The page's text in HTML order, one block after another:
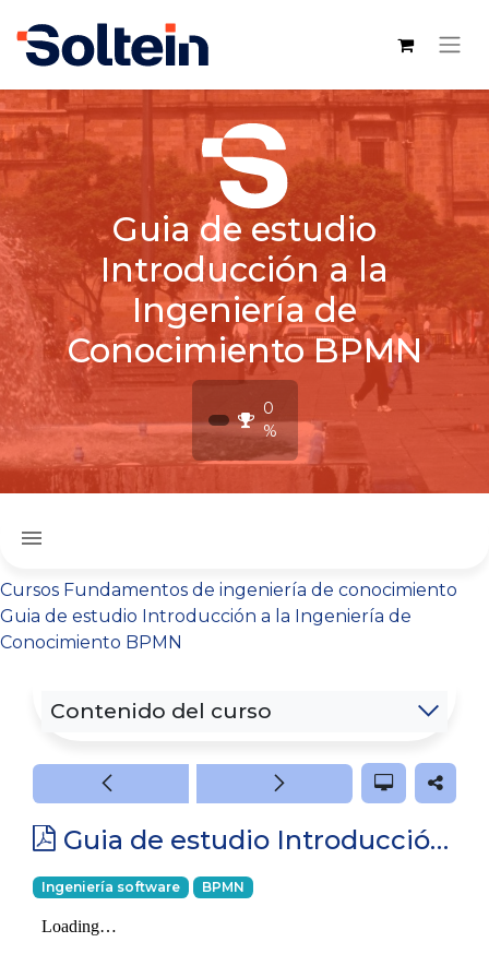
Guia de estudio
Introducción a la
Ingeniería de
Conocimiento BPMN
0
%
menu
Cursos Fundamentos de ingeniería de conocimiento
Guia de estudio Introducción a la Ingeniería de
Conocimiento BPMN
Contenido del curso
Guia de estudio Introducción a la Ingeniería de Conocimiento BPMN
Ingeniería software BPMN